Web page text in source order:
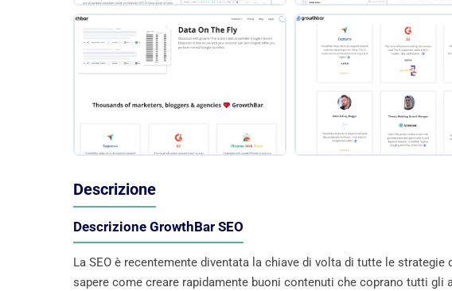
Descrizione
Descrizione GrowthBar SEO
La SEO è recentemente diventata la chiave di volta di tutte le
sapere come creare rapidamente buoni contenuti che coprano tutti gli